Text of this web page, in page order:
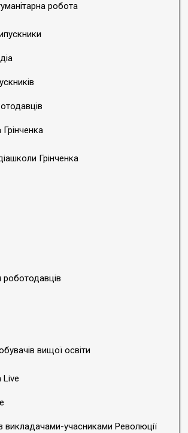
робота
Грінченка
роботодавців
вищої освіти
Live
викладачами-учасниками Революції